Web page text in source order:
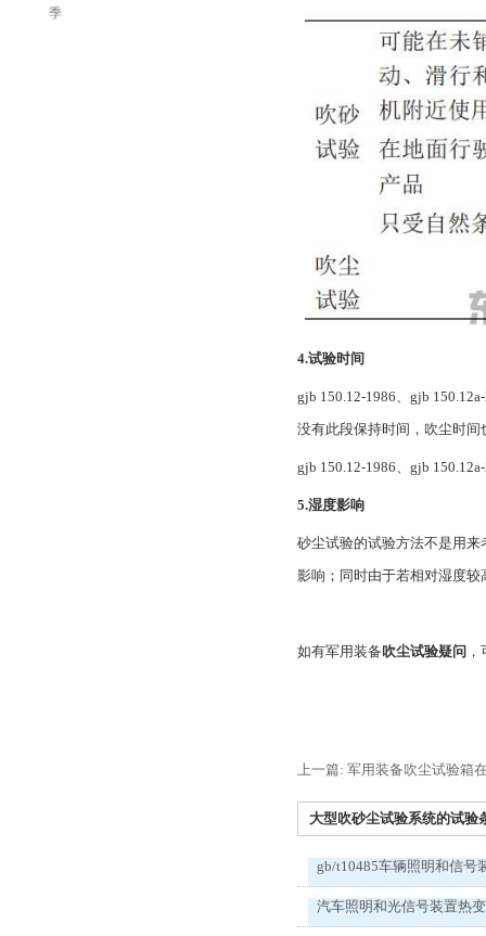
季
4.试验时间
gjb 150.12-1986、gjb
没有此段保持时间，吹尘时间
gjb 150.12-1986、gjb
5.湿度影响
砂尘试验的试验方法不是用
影响；同时由于若相对湿度
如有军用装备吹尘试验疑问
上一篇: 军用装备吹尘试验箱
大型吹砂尘试验系统的试验
gb/t10485车辆照明和信号
汽车照明和光信号装置热